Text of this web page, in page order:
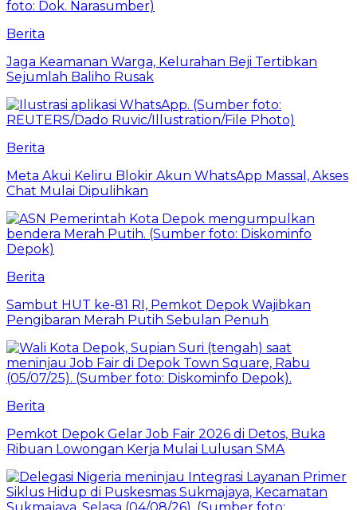
Berita
Jaga Keamanan Warga, Kelurahan Beji Tertibkan
Sejumlah Baliho Rusak
Berita
Meta Akui Keliru Blokir Akun WhatsApp Massal, Akses
Chat Mulai Dipulihkan
Berita
Sambut HUT ke-81 RI, Pemkot Depok Wajibkan
Pengibaran Merah Putih Sebulan Penuh
Berita
Pemkot Depok Gelar Job Fair 2026 di Detos, Buka
Ribuan Lowongan Kerja Mulai Lulusan SMA